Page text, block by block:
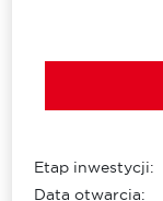
Etap inwestycji:
Data otwarcia: